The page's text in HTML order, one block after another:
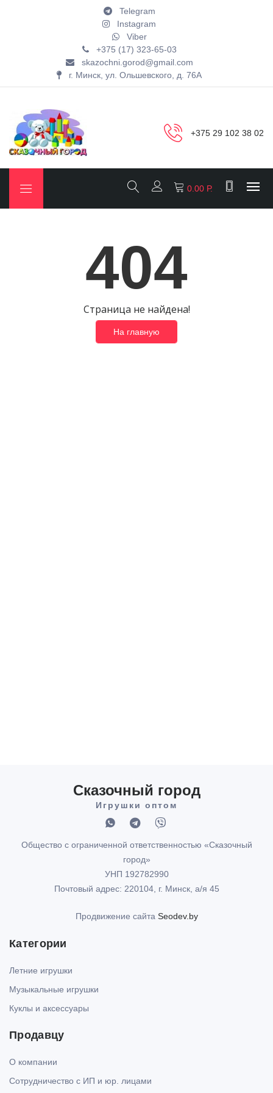
Telegram
Instagram
Viber
+375 (17) 323-65-03
skazochni.gorod@gmail.com
г. Минск, ул. Ольшевского, д. 76А
+375 29 102 38 02
0.00 Р.
404
Страница не найдена!
На главную
Сказочный город
Игрушки оптом
Общество с ограниченной ответственностью «Сказочный
город»
УНП 192782990
Почтовый адрес: 220104, г. Минск, а/я 45
Продвижение сайта Seodev.by
Категории
Летние игрушки
Музыкальные игрушки
Куклы и аксессуары
Продавцу
О компании
Сотрудничество с ИП и юр. лицами